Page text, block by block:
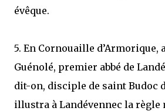
évêque.
5. En Cornouaille d’Armorique,
Guénolé, premier abbé de
dit-on, disciple de saint Budoc
illustra à Landévennec la règle